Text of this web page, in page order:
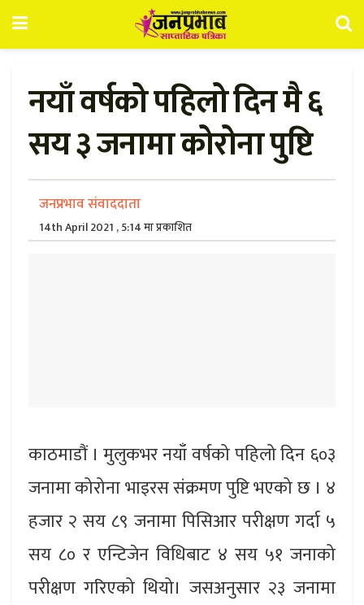
नयाँ वर्षको पहिलो दिन मै ६
सय ३ जनामा कोरोना पुष्टि
जनप्रभाव संवाददाता
14th April 2021 , 5:14 मा प्रकाशित
काठमाडौं । मुलुकभर नयाँ वर्षको पहिलो दिन ६०३
जनामा कोरोना भाइरस संक्रमण पुष्टि भएको छ । ४
हजार २ सय ८९ जनामा पिसिआर परीक्षण गर्दा ५
सय ८० र एन्टिजेन विधिबाट ४ सय ५१ जनाको
परीक्षण गरिएको थियो। जसअनुसार २३ जनामा